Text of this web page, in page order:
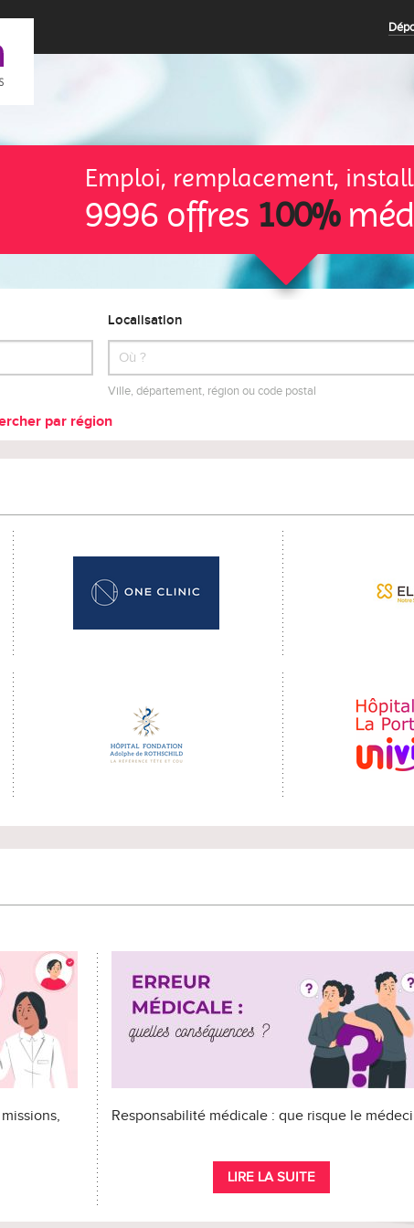
Emploi, remplacement,
9996 offres 100%
Localisation
Ville, département, région ou code postal
par région
Responsabilité médicale : que risque le
LIRE LA SUITE